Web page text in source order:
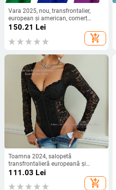
Vara 2025, nou, transfrontalier,
european și american, comerț
exterior, femei, cu dantelă, culoare
solidă, fără mâneci, sexy, slim-fit,
pantaloni pentru femei
150.21 Lei
add_shopping_cart
Toamna 2024, salopetă
transfrontalieră europeană și
americană, strâmtă, sexy, cu
mânecă lungă, din dantelă, cu inel
de oțel, stil Spice Girl, stil european
111.03 Lei
add_shopping_cart